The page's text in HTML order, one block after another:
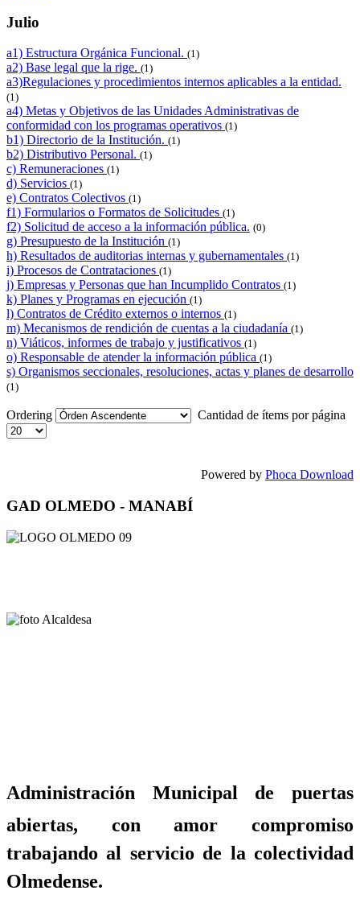
Julio
a1) Estructura Orgánica Funcional. (1)
a2) Base legal que la rige. (1)
a3)Regulaciones y procedimientos internos aplicables a la entidad.
(1)
a4) Metas y Objetivos de las Unidades Administrativas de
conformidad con los programas operativos (1)
b1) Directorio de la Institución. (1)
b2) Distributivo Personal. (1)
c) Remuneraciones (1)
d) Servicios (1)
e) Contratos Colectivos (1)
f1) Formularios o Formatos de Solicitudes (1)
f2) Solicitud de acceso a la información pública. (0)
g) Presupuesto de la Institución (1)
h) Resultados de auditorias internas y gubernamentales (1)
i) Procesos de Contrataciones (1)
j) Empresas y Personas que han Incumplido Contratos (1)
k) Planes y Programas en ejecución (1)
l) Contratos de Crédito externos o internos (1)
m) Mecanismos de rendición de cuentas a la ciudadanía (1)
n) Viáticos, informes de trabajo y justificativos (1)
o) Responsable de atender la información pública (1)
s) Organismos seccionales, resoluciones, actas y planes de desarrollo
(1)
Ordering Cantidad de ítems por página
Powered by Phoca Download
GAD OLMEDO - MANABÍ
Administración Municipal de puertas
abiertas, con amor compromiso
trabajando al servicio de la colectividad
Olmedense.